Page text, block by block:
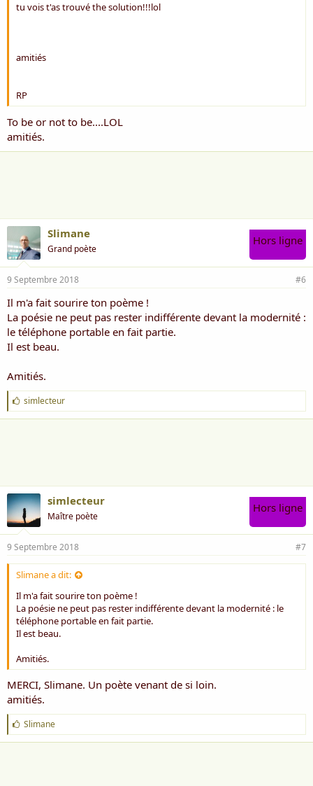
tu vois t'as trouvé the solution!!!lol
amitiés
RP
To be or not to be....LOL
amitiés.
Slimane
Grand poète
Hors ligne
9 Septembre 2018 #6
Il m'a fait sourire ton poème !
La poésie ne peut pas rester indifférente devant la modernité :
le téléphone portable en fait partie.
Il est beau.
Amitiés.
J
'
a
simlecteur
simlecteur
Maître poète
Hors ligne
9 Septembre 2018 #7
Slimane a dit:
Il m'a fait sourire ton poème !
La poésie ne peut pas rester indifférente devant la modernité : le
téléphone portable en fait partie.
Il est beau.
Amitiés.
MERCI, Slimane. Un poète venant de si loin.
amitiés.
J
'
a
Slimane